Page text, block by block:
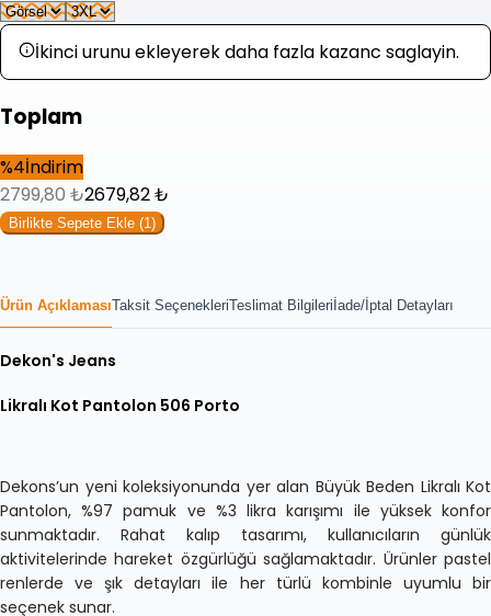
İkinci urunu ekleyerek daha fazla kazanc saglayin.
Toplam
%4İndirim
2799,80 ₺2679,82₺
Birlikte Sepete Ekle (1 )
Ürün AçıklamasıTaksit SeçenekleriTeslimat Bilgileri İade/İptal Detayları
Dekon's Jeans
Likralı Kot Pantolon 506 Porto
Dekons’un yeni koleksiyonunda yer alan Büyük Beden Likralı Kot
Pantolon, %97 pamuk ve %3 likra karışımı ile yüksek konfor
sunmaktadır. Rahat kalıp tasarımı, kullanıcıların günlük
aktivitelerinde hareket özgürlüğü sağlamaktadır. Ürünler pastel
renlerde ve şık detayları ile her türlü kombinle uyumlu bir
seçenek sunar.